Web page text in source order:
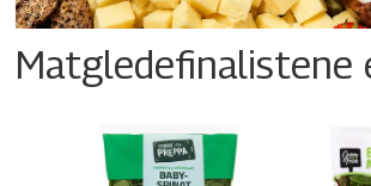
Matgledefinalistene